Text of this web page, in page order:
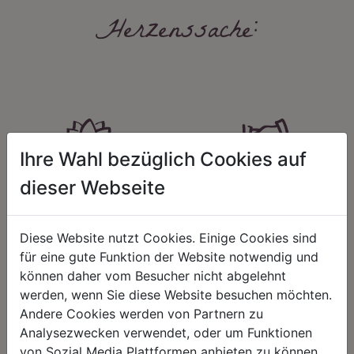
Herzenssache:
HARMONIE
schenken natürliche, stilvolle
Momente für harmonische Stunden
zu Hause – den Ort, an dem
Menschen sich geborgen fühlen und
positive Energie schöpfen.
fair – im Hinblick auf unsere
Kalkulation, angemessene
Entlohnung und unsere
nachhaltigen, gewachsenen
Geschäftsbeziehungen.
Ihre Wahl bezüglich Cookies auf
dieser Webseite
Diese Website nutzt Cookies. Einige Cookies sind
für eine gute Funktion der Website notwendig und
können daher vom Besucher nicht abgelehnt
werden, wenn Sie diese Website besuchen möchten.
Andere Cookies werden von Partnern zu
Analysezwecken verwendet, oder um Funktionen